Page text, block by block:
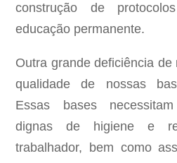
construção de
educação permanente.
Outra grande deficiência
qualidade de nossas
Essas bases
dignas de higiene e
trabalhador, bem como